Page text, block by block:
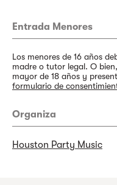
Entrada Menores
Los menores de 16 años
madre o tutor legal. O
mayor de 18 años y
formulario de
Organiza
Houston Party Music